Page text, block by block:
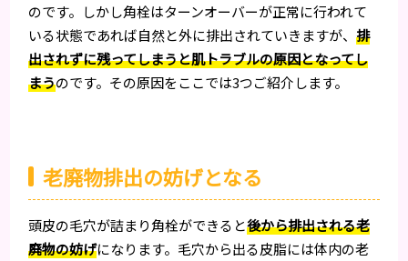
のです。しかし角栓はターンオーバーが正常に行われて
いる状態であれば自然と外に排出されていきますが、排
出されずに残ってしまうと肌トラブルの原因となってし
まうのです。その原因をここでは3つご紹介します。
老廃物排出の妨げとなる
頭皮の毛穴が詰まり角栓ができると後から排出される老
廃物の妨げになります。毛穴から出る皮脂には体内の老